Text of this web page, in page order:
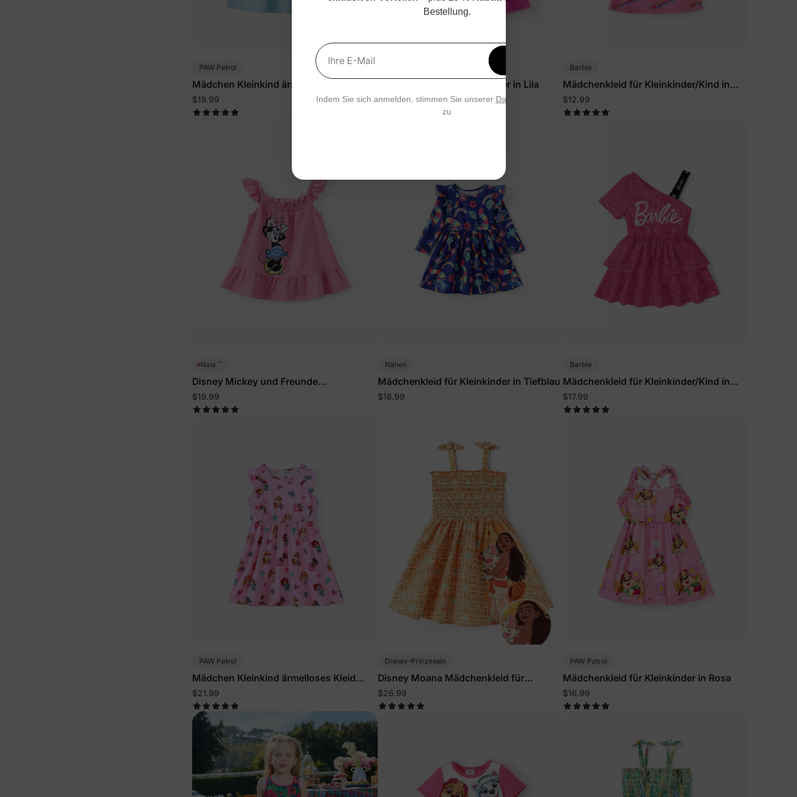
PAW Patrol
Mädchen Kleinkind ärmelloses Kleid
Blau
$19.99
Mädchenkleid für Kleinkinder in Lila
$24.99
Barbie
Mädchenkleid für Kleinkinder/Kind in
Pink
$12.99
Naia ™
Disney Mickey und Freunde
Baby-/Kleinkindkleid Rosa
$19.99
Nähen
Mädchenkleid für Kleinkinder in Tiefblau
$18.99
Barbie
Mädchenkleid für Kleinkinder/Kind in
Rosarot
$17.99
PAW Patrol
Mädchen Kleinkind ärmelloses Kleid
Rosa
$21.99
Disney-Prinzessin
Disney Moana Mädchenkleid für
Kleinkinder Orange
$26.99
PAW Patrol
Mädchenkleid für Kleinkinder in Rosa
$16.99
Bestellung.
Ihre E-Mail
Indem Sie sich anmelden, stimmen Sie unserer Datenschutzerklärung
zu